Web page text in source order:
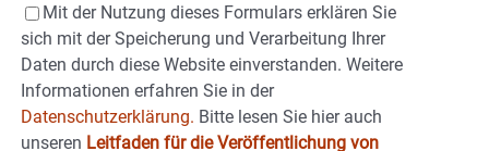
Mit der Nutzung dieses Formulars erklären Sie
sich mit der Speicherung und Verarbeitung Ihrer
Daten durch diese Website einverstanden. Weitere
Informationen erfahren Sie in der
Datenschutzerklärung. Bitte lesen Sie hier auch
unseren Leitfaden für die Veröffentlichung von